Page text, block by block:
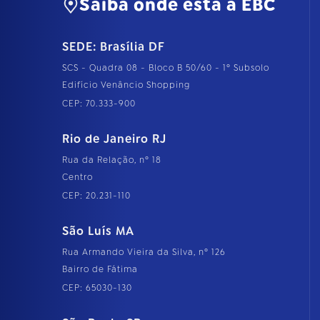
Saiba onde está a EBC
SEDE: Brasília DF
SCS - Quadra 08 - Bloco B 50/60 - 1º Subsolo
Edifício Venâncio Shopping
CEP: 70.333-900
Rio de Janeiro RJ
Rua da Relação, nº 18
Centro
CEP: 20.231-110
São Luís MA
Rua Armando Vieira da Silva, nº 126
Bairro de Fátima
CEP: 65030-130